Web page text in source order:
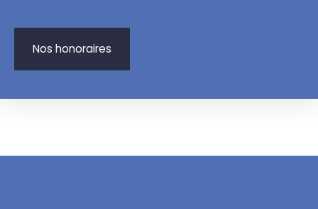
Nos honoraires